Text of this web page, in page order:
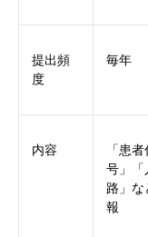
提出頻
度
毎年
内容
「患
号」「
路」な
報